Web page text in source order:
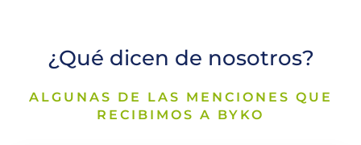
¿Qué dicen de nosotros?
ALGUNAS DE LAS MENCIONES QUE
RECIBIMOS A BYKO